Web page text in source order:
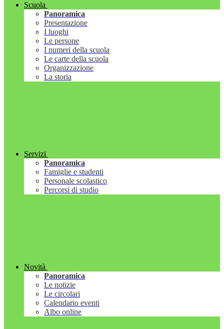
Scuola
Panoramica
Presentazione
I luoghi
Le persone
I numeri della scuola
Le carte della scuola
Organizzazione
La storia
Servizi
Panoramica
Famiglie e studenti
Personale scolastico
Percorsi di studio
Novità
Panoramica
Le notizie
Le circolari
Calendario eventi
Albo online